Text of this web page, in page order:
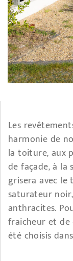
Les
harmonie de
la toiture, aux
de façade, à
grisera avec le
saturateur
anthracites.
fraicheur et de
été choisis